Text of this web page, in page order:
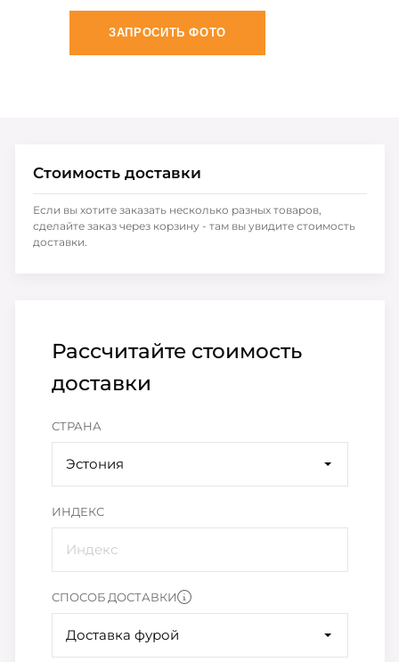
ЗАПРОСИТЬ ФОТО
Рассчитайте стоимость
доставки
СТРАНА
Эстония
ИНДЕКС
СПОСОБ ДОСТАВКИ
Доставка фурой
Стоимость доставки
Если вы хотите заказать несколько разных товаров,
сделайте заказ через корзину - там вы увидите стоимость
доставки.